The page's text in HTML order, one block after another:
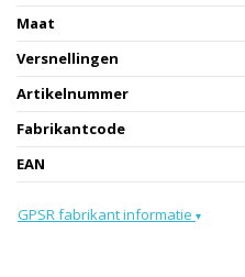
Maat
Versnellingen
Artikelnummer
Fabrikantcode
EAN
GPSR fabrikant informatie ▾